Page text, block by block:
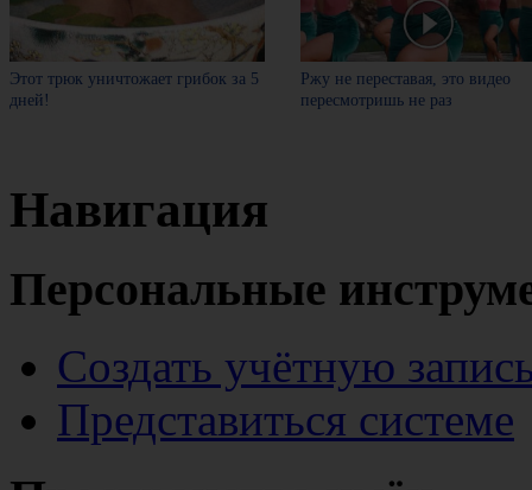
Этот трюк уничтожает грибок за 5
дней!
Ржу не переставая, это видео
пересмотришь не раз
Навигация
Персональные
Создать учётную
Представиться системе